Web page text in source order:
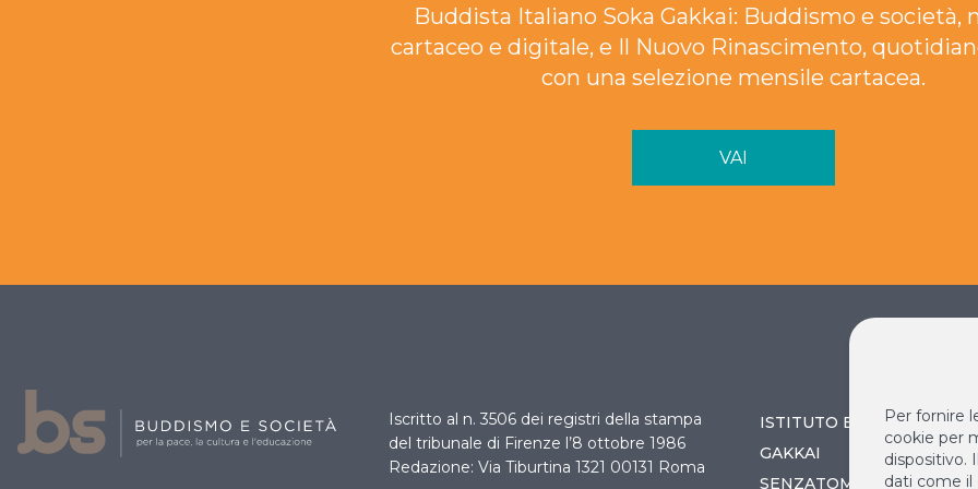
Buddista Italiano Soka Gakkai: Buddismo e società,
cartaceo e digitale, e Il Nuovo Rinascimento,
con una selezione mensile cartacea.
VAI
Iscritto al n. 3506 dei registri della stampa
del tribunale di Firenze l’8 ottobre 1986
Redazione: Via Tiburtina 1321 00131 Roma
ISTITUTO BUDDISTA
GAKKAI
SENZATOMICA
Per fornire
cookie per
dispositivo.
dati come